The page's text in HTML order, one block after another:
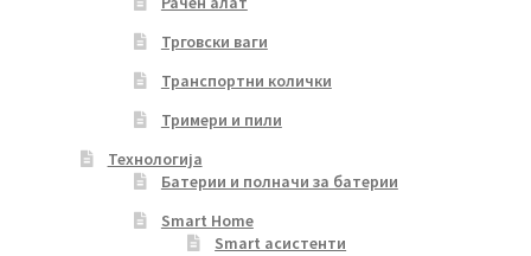
Трговски ваги
Транспортни колички
Тримери и пили
Технологија
Батерии и полначи за батерии
Smart Home
Smart асистенти